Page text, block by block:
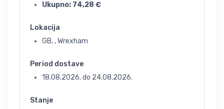
Ukupno: 74,28 €
Lokacija
GB, , Wrexham
Period dostave
18.08.2026. do 24.08.2026.
Stanje